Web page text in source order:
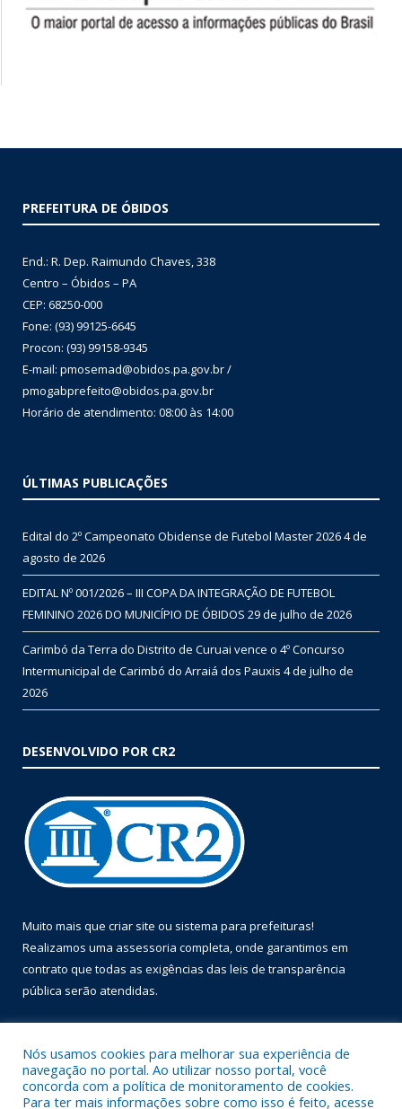
PREFEITURA DE ÓBIDOS
End.: R. Dep. Raimundo Chaves, 338
Centro – Óbidos – PA
CEP: 68250-000
Fone: (93) 99125-6645
Procon: (93) 99158-9345
E-mail: pmosemad@obidos.pa.gov.br /
pmogabprefeito@obidos.pa.gov.br
Horário de atendimento: 08:00 às 14:00
ÚLTIMAS PUBLICAÇÕES
Edital do 2º Campeonato Obidense de Futebol Master 20264 de
agosto de 2026
EDITAL Nº 001/2026 – III COPA DA INTEGRAÇÃO DE FUTEBOL
FEMININO 2026 DO MUNICÍPIO DE ÓBIDOS 29 de julho de 2026
Carimbó da Terra do Distrito de Curuai vence o 4º Concurso
Intermunicipal de Carimbó do Arraiá dos Pauxis 4 de julho de
2026
DESENVOLVIDO POR CR2
Muito mais que criar site ou sistema para prefeituras!
Realizamos uma assessoria completa, onde garantimos em
contrato que todas as exigências das leis de transparência
pública serão atendidas.
Nós usamos cookies para melhorar sua experiência de
navegação no portal. Ao utilizar nosso portal, você
concorda com a política de monitoramento de cookies.
Para ter mais informações sobre como isso é feito, acesse